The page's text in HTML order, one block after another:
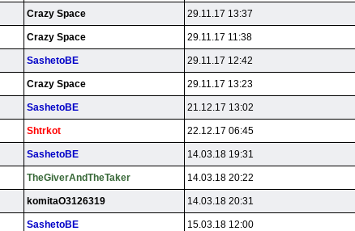
Crazy Space 29.11.17 13:37
Crazy Space 29.11.17 11:38
SashetoBE 29.11.17 12:42
Crazy Space 29.11.17 13:23
SashetoBE 21.12.17 13:02
Shtrkot 22.12.17 06:45
SashetoBE 14.03.18 19:31
TheGiverAndTheTaker 14.03.18 20:22
komitaO3126319 14.03.18 20:31
SashetoBE 15.03.18 12:00